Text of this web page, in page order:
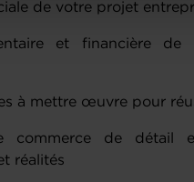
de votre projet
et financière
à mettre œuvre pour
commerce de
réalités